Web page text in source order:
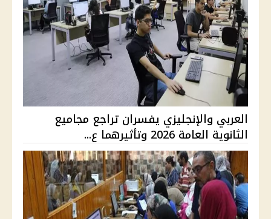
العربي والإنجليزي يفسران تراجع مجاميع
الثانوية العامة 2026 وتأثيرهما ع...